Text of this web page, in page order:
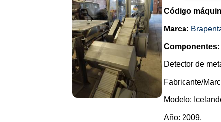
Código
Marca:
Componentes:
Detector de
Fabricante/
Modelo:
Año: 2009.